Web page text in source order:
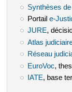
Synthèses de
Portail e-
JURE(le lien
,
Atlas
Réseau
EuroVoc (le
,
IATE (le lien
, base